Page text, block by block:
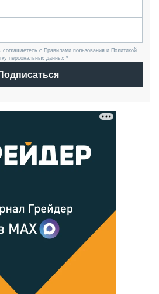
с Правилами пользования и Политикой
персональных данных *